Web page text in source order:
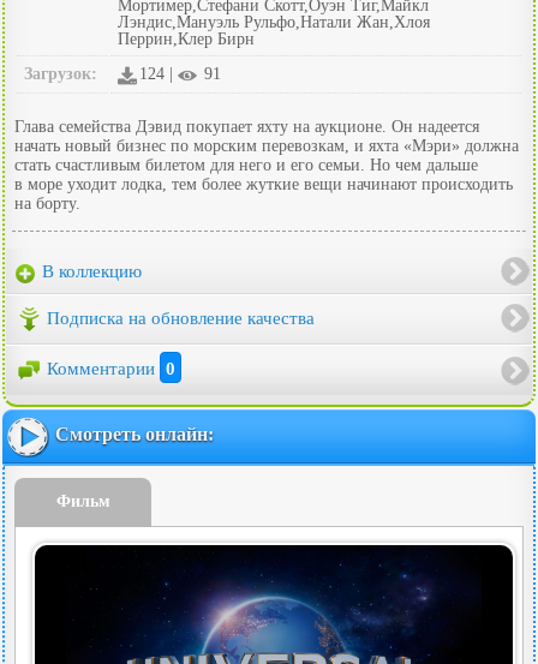
Мортимер,Стефани Скотт,Оуэн Тиг,Майкл
Лэндис,Мануэль Рульфо,Натали Жан,Хлоя
Перрин,Клер Бирн
Загрузок:
124 | 91
Глава семейства Дэвид покупает яхту на аукционе. Он надеется
начать новый бизнес по морским перевозкам, и яхта «Мэри» должна
стать счастливым билетом для него и его семьи. Но чем дальше
в море уходит лодка, тем более жуткие вещи начинают происходить
на борту.
В коллекцию
Подписка на обновление качества
Комментарии 0
Смотреть онлайн:
Фильм